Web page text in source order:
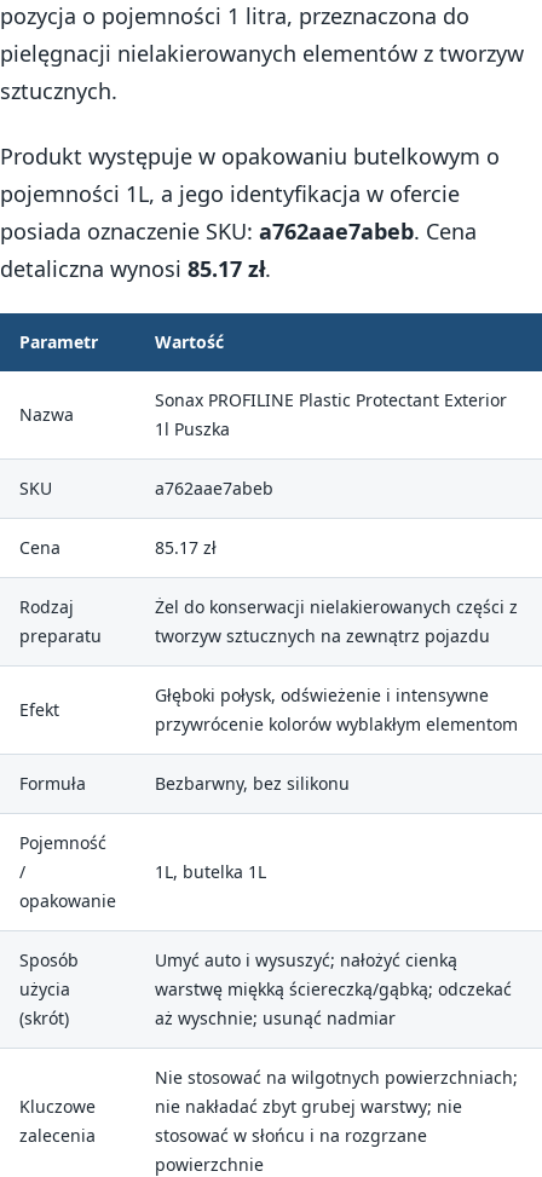
pozycja o pojemności 1 litra, przeznaczona do
pielęgnacji nielakierowanych elementów z tworzyw
sztucznych.
Produkt występuje w opakowaniu butelkowym o
pojemności 1L, a jego identyfikacja w ofercie
posiada oznaczenie SKU: a762aae7abeb. Cena
detaliczna wynosi 85.17 zł.
Parametr Wartość
Nazwa
Sonax PROFILINE Plastic Protectant Exterior
1l Puszka
SKU a762aae7abeb
Cena 85.17 zł
Rodzaj
preparatu
Żel do konserwacji nielakierowanych części z
tworzyw sztucznych na zewnątrz pojazdu
Efekt
Głęboki połysk, odświeżenie i intensywne
przywrócenie kolorów wyblakłym elementom
Formuła Bezbarwny, bez silikonu
Pojemność
/
opakowanie
1L, butelka 1L
Sposób
użycia
(skrót)
Umyć auto i wysuszyć; nałożyć cienką
warstwę miękką ściereczką/gąbką; odczekać
aż wyschnie; usunąć nadmiar
Kluczowe
zalecenia
Nie stosować na wilgotnych powierzchniach;
nie nakładać zbyt grubej warstwy; nie
stosować w słońcu i na rozgrzane
powierzchnie